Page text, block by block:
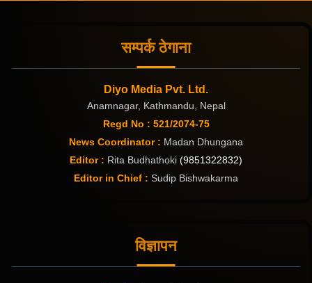
सम्पर्क ठेगाना
Diyo Media Pvt. Ltd.
Anamnagar, Kathmandu, Nepal
Regd No : 521/2074-75
News Coordinator : Madan Dhungana
Editor : Rita Budhathoki (9851322832)
Editor in Chief : Sudip Bishwakarma
विज्ञापन